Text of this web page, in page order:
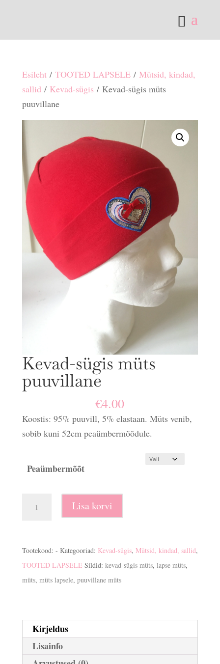
Esileht/ TOOTED LAPSELE/ Mütsid, kindad,
sallid/ Kevad-sügis / Kevad-sügis müts
puuvillane
Kevad-sügis müts
puuvillane
€4.00
Koostis: 95% puuvill, 5% elastaan. Müts venib,
sobib kuni 52cm peaümbermõõdule.
Peaümbermõõt
Lisa korvi
Tootekood: - Kategooriad: Kevad-sügis, Mütsid, kindad, sallid,
TOOTED LAPSELE Sildid: kevad-sügis müts, lapse müts,
müts, müts lapsele, puuvillane müts
Kirjeldus
Lisainfo